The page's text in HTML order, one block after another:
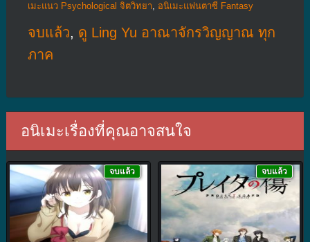
เมะแนว Psychological จิตวิทยา, อนิเมะแฟนตาซี Fantasy
จบแล้ว, ดู Ling Yu อาณาจักรวิญญาณ ทุก
ภาค
อนิเมะเรื่องที่คุณอาจสนใจ
จบแล้ว จบแล้ว